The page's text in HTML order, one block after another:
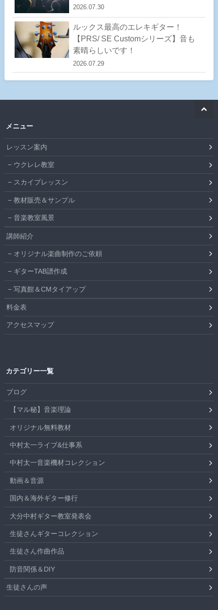
2026.07.30
ルックス最高のエレキギター！
【PRS/ SE Customシリーズ】音も
素晴らしいです！
2026.07.29
メニュー
レッスン案内
ウクレレ教室
スカイプレッスン
教材販売＆サンプル
音楽教室風景
講師紹介
オリジナル楽曲制作のご依頼
ギターTAB譜作成
写真館＆CMタイアップ
料金表
アクセスマップ
カテゴリー一覧
ブログ
【マル秘】音楽理論
オリジナル無料教材
中村太一ライブ&仕事系
中村太一音楽機材コレクション
動画＆音源
国内＆海外ギター修行
大分中村ギター教室発表会
生徒さんギターコレクション
生徒さん作曲作品
防音関係＆DIY
生徒さんの声